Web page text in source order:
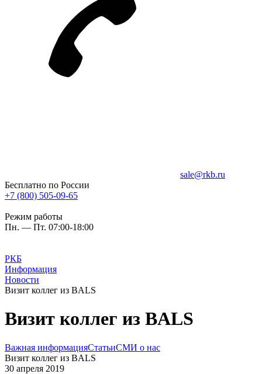
sale@rkb.ru
Бесплатно по России
+7 (800) 505-09-65
Режим работы
Пн. — Пт. 07:00-18:00
РКБ
Информация
Новости
Визит коллег из BALS
Визит коллег из BALS
Важная информацияСтатьиСМИ о нас
Визит коллег из BALS
30 апреля 2019